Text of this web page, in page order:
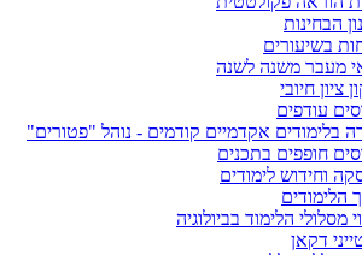
הבחינות
בשיעורים
מעבר משנה לשנה
ציון חיובי
עודפים
בלימודים אקדמיים קודמים - נוהל "פטורים"
חופפים בתכנים
וחידוש לימודים
הלימודים
מסלולי הלימוד בביולוגיה
דקאן